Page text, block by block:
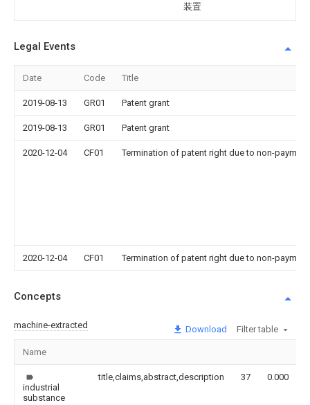
装置
Legal Events
Date Code Title
2019-08-13 GR01 Patent grant
2019-08-13 GR01 Patent grant
2020-12-04 CF01 Termination of patent right due to non-
2020-12-04 CF01 Termination of patent right due to non-
Concepts
machine-extracted Download Filter table
Name
industrial
substance
title,claims,abstract,description 37 0.000